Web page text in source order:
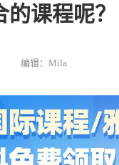
课程呢？
编辑：Mila